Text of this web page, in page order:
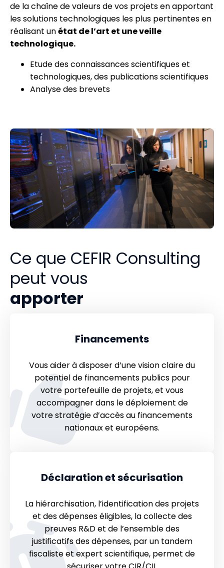
de la chaîne de valeurs de vos projets en apportant
les solutions technologiques les plus pertinentes en
réalisant unétat de l’art et une veille
technologique.
Etude des connaissances scientifiques et
technologiques, des publications scientifiques
Analyse des brevets
Ce que CEFIR Consulting
peut vous
apporter
Financements
Vous aider à disposer d’une vision claire du
potentiel de financements publics pour
votre portefeuille de projets, et vous
accompagner dans le déploiement de
votre stratégie d’accès au financements
nationaux et européens.
Déclaration et sécurisation
La hiérarchisation, l’identification des projets
et des dépenses éligibles, la collecte des
preuves R&D et de l’ensemble des
justificatifs des dépenses, par un tandem
fiscaliste et expert scientifique, permet de